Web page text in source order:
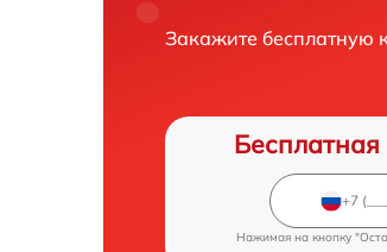
Закажите бесплатную
Бесплатная
Нажимая на кнопку